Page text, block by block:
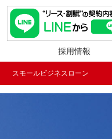
採用情報
スモールビジネスローン